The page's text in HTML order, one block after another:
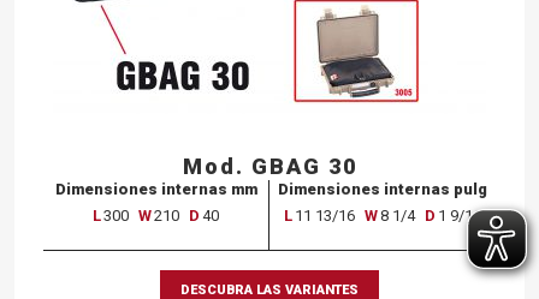
Mod. GBAG 30
Dimensiones internas mm
L300 W210 D 40
Dimensiones internas pulg
L 11 13/16 W8 1/4 D 1 9/16
DESCUBRA LAS VARIANTES